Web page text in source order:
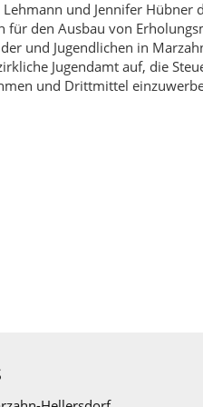
Lehmann und Jennifer Hübner
für den Ausbau von
und Jugendlichen in
Jugendamt auf, die
und Drittmittel